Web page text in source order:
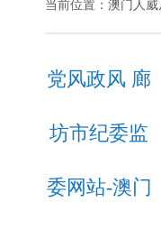
当前位置： 澳门人威
党风政风 廊
坊市纪委监
委网站-澳门